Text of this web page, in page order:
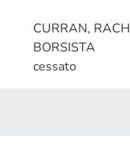
CURRAN,
BORSISTA
cessato